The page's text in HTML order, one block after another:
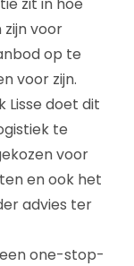
voor
op te
voor zijn.
Lisse doet dit
te
voor
en ook het
advies ter
one-stop-